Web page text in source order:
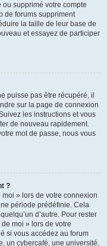
ou supprimé votre compte
de forums suppriment
la taille de leur base de
et essayez de participer
puisse pas être récupéré, il
sur la page de connexion
les instructions et vous
de nouveau rapidement.
mot de passe, nous vous
?
» lors de votre connexion
période prédéfinie. Cela
d’autre. Pour rester
moi » lors de votre
si vous accédez au forum
un cybercafé, une université,